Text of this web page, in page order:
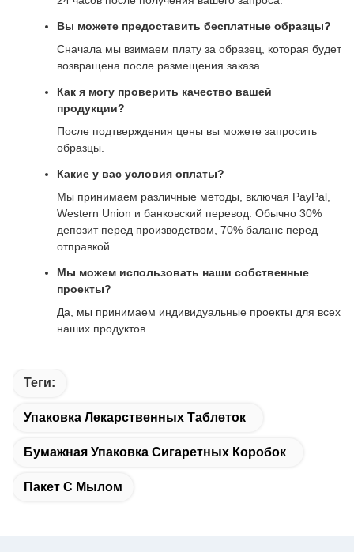
Вы можете предоставить бесплатные образцы?
Сначала мы взимаем плату за образец, которая будет
возвращена после размещения заказа.
Как я могу проверить качество вашей
продукции?
После подтверждения цены вы можете запросить
образцы.
Какие у вас условия оплаты?
Мы принимаем различные методы, включая PayPal,
Western Union и банковский перевод. Обычно 30%
депозит перед производством, 70% баланс перед
отправкой.
Мы можем использовать наши собственные
проекты?
Да, мы принимаем индивидуальные проекты для всех
наших продуктов.
Теги:
Упаковка Лекарственных Таблеток
Бумажная Упаковка Сигаретных Коробок
Пакет С Мылом